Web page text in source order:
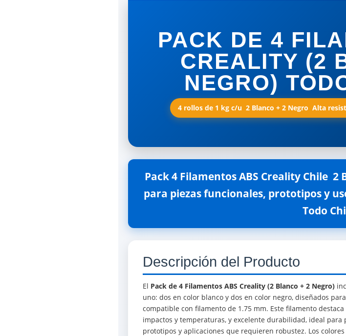
PACK DE 4
CREALITY (2
NEGRO)
4 rollos de 1 kg c/u  2 Blanco + 2 Negro  Alta
Pack 4 Filamentos ABS Creality Chile 
para piezas funcionales, prototipos y
Todo
Descripción del Producto
El Pack de 4 Filamentos ABS Creality (2 Blanco + 2 Negro)
uno: dos en color blanco y dos en color negro, diseñados
compatible con filamento de 1.75 mm. Este filamento
impactos y temperaturas, y excelente durabilidad, ideal para
prototipos y aplicaciones que requieren robustez. Los